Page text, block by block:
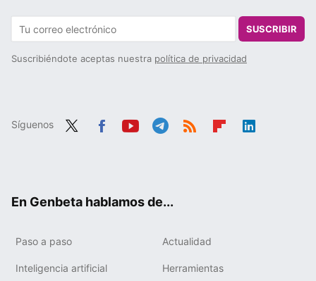
SUSCRIBIR
Suscribiéndote aceptas nuestra política de privacidad
Síguenos
En Genbeta hablamos de...
Paso a paso Actualidad
Inteligencia artificial Herramientas